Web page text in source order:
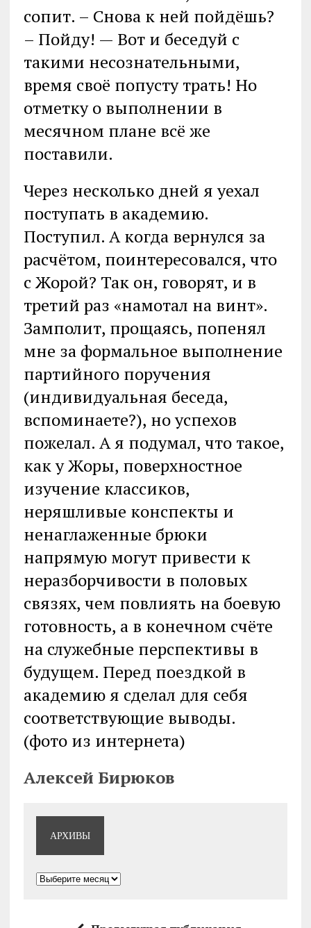
сопит. – Снова к ней пойдёшь?
– Пойду! — Вот и беседуй с
такими несознательными,
время своё попусту трать! Но
отметку о выполнении в
месячном плане всё же
поставили.
Через несколько дней я уехал
поступать в академию.
Поступил. А когда вернулся за
расчётом, поинтересовался, что
с Жорой? Так он, говорят, и в
третий раз «намотал на винт».
Замполит, прощаясь, попенял
мне за формальное выполнение
партийного поручения
(индивидуальная беседа,
вспоминаете?), но успехов
пожелал. А я подумал, что такое,
как у Жоры, поверхностное
изучение классиков,
неряшливые конспекты и
ненаглаженные брюки
напрямую могут привести к
неразборчивости в половых
связях, чем повлиять на боевую
готовность, а в конечном счёте
на служебные перспективы в
будущем. Перед поездкой в
академию я сделал для себя
соответствующие выводы.
(фото из интернета)
Алексей Бирюков
АРХИВЫ
Архивы